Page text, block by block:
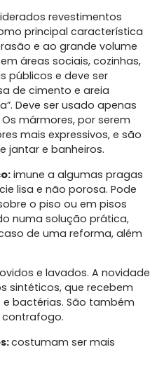
revestimentos
principal característica
e ao grande volume
áreas sociais, cozinhas,
públicos e deve ser
de cimento e areia
Deve ser usado apenas
mármores, por serem
mais expressivos, e são
jantar e banheiros.
imune a algumas pragas
lisa e não porosa. Pode
o piso ou em pisos
numa solução prática,
de uma reforma, além
e lavados. A novidade
sintéticos, que recebem
bactérias. São também
costumam ser mais